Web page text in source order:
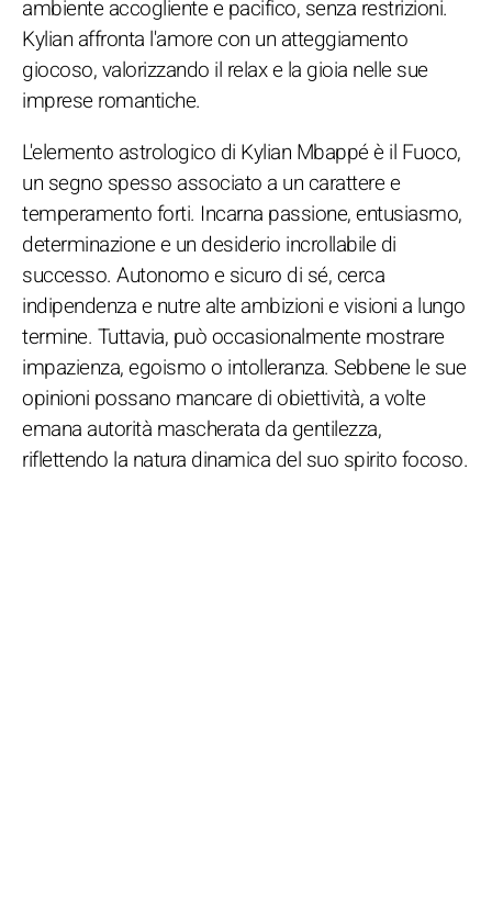
ambiente accogliente e pacifico, senza restrizioni.
Kylian affronta l'amore con un atteggiamento
giocoso, valorizzando il relax e la gioia nelle sue
imprese romantiche.
L'elemento astrologico di Kylian Mbappé è il Fuoco,
un segno spesso associato a un carattere e
temperamento forti. Incarna passione, entusiasmo,
determinazione e un desiderio incrollabile di
successo. Autonomo e sicuro di sé, cerca
indipendenza e nutre alte ambizioni e visioni a lungo
termine. Tuttavia, può occasionalmente mostrare
impazienza, egoismo o intolleranza. Sebbene le sue
opinioni possano mancare di obiettività, a volte
emana autorità mascherata da gentilezza,
riflettendo la natura dinamica del suo spirito focoso.